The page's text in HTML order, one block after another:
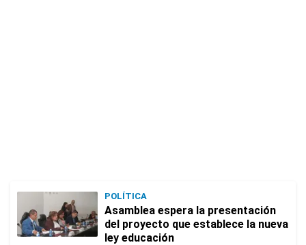
POLÍTICA
Asamblea espera la presentación
del proyecto que establece la nueva
ley educación